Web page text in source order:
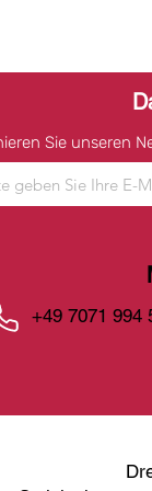
Sie unseren
+49 7071 994